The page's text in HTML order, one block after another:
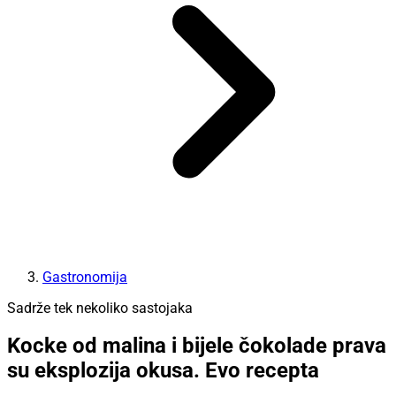
Gastronomija
Sadrže tek nekoliko sastojaka
Kocke od malina i bijele čokolade prava
su eksplozija okusa. Evo recepta